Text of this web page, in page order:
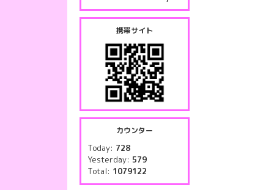
携帯サイト
カウンター
Today: 728
Yesterday: 579
Total: 1079122